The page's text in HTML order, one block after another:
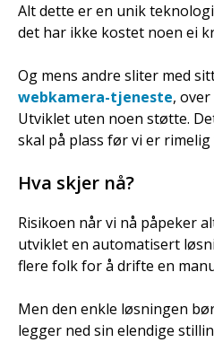
Alt dette er en unik
det har ikke kostet noen ei
Og mens andre sliter med
webkamera-tjeneste,
Utviklet uten noen støtte.
skal på plass før vi er
Hva skjer nå?
Risikoen når vi nå påpeker
utviklet en automatisert
flere folk for å drifte en
Men den enkle løsningen
legger ned sin elendige